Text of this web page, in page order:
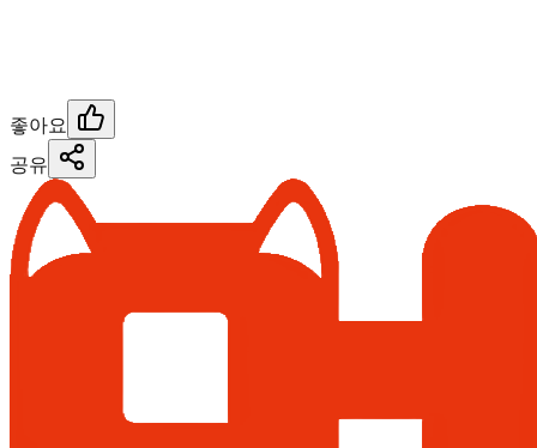
좋아요
공유